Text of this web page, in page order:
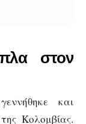
στον
και
της Κολομβίας.